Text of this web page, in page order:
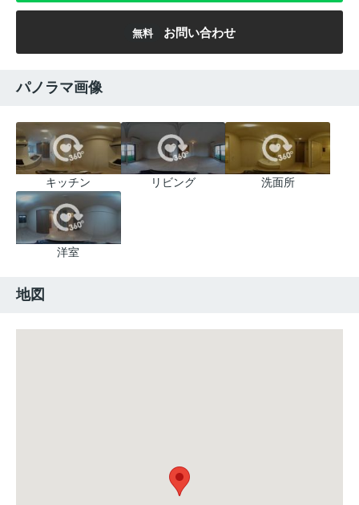
無料 お問い合わせ
パノラマ画像
キッチン リビング 洗面所
洋室
地図